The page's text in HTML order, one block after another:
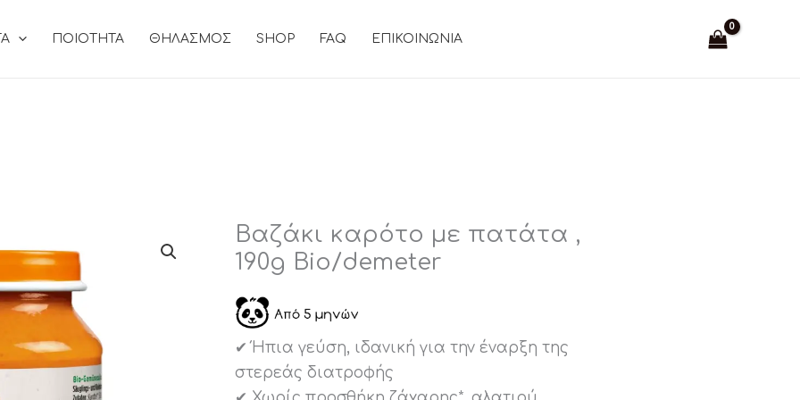
ΠΟΙOΤΗΤΑ ΘΗΛΑΣΜΟΣ SHOP FAQ ΕΠΙΚΟΙΝΩΝΙΑ
Βαζάκι καρότο με πατάτα ,
190g Bio/demeter
✔ Ήπια γεύση, ιδανική για την έναρξη της
στερεάς διατροφής